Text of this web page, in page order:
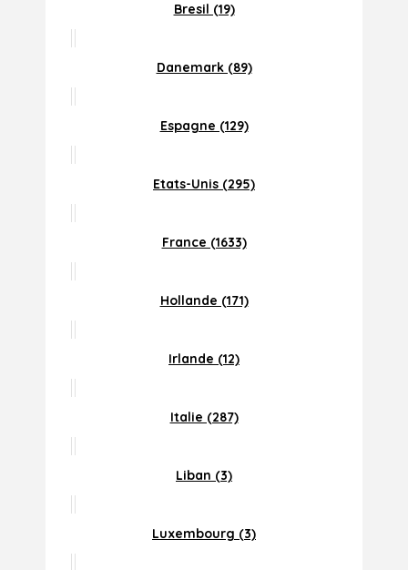
Bresil (19)
Danemark (89)
Espagne (129)
Etats-Unis (295)
France (1633)
Hollande (171)
Irlande (12)
Italie (287)
Liban (3)
Luxembourg (3)